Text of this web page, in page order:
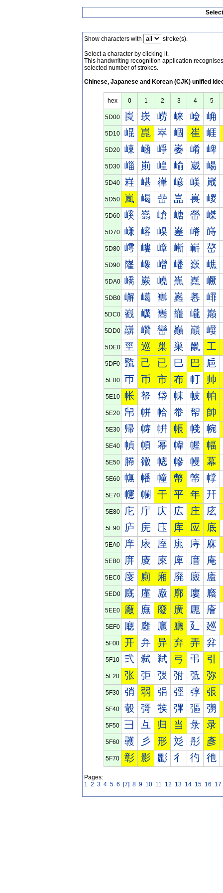
Show characters with stroke(s).
Select a character by clicking it.
This handwriting recognition application
selected number of strokes.
Chinese, Japanese and Korean (CJK) unified
hex 0 1 2 3 4 5
5D00 崀 崁 崂 崃 崄 崅
5D10 崐 崑 崒 崓 崔 崕
5D20 崠 崡 崢 崣 崤 崥
5D30 崰 崱 崲 崳 崴 崵
5D40 嵀 嵁 嵂 嵃 嵄 嵅
5D50 嵐 嵑 嵒 嵓 嵔 嵕
5D60 嵠 嵡 嵢 嵣 嵤 嵥
5D70 嵰 嵱 嵲 嵳 嵴 嵵
5D80 嶀 嶁 嶂 嶃 嶄 嶅
5D90 嶐 嶑 嶒 嶓 嶔 嶕
5DA0 嶠 嶡 嶢 嶣 嶤 嶥
5DB0 嶰 嶱 嶲 嶳 嶴 嶵
5DC0 巀 巁 巂 巃 巄 巅
5DD0 巐 巑 巒 巓 巔 巕
5DE0 巠 巡 巢 巣 巤 工
5DF0 巰 己 已 巳 巴 巵
5E00 帀 币 市 布 帄 帅
5E10 帐 帑 帒 帓 帔 帕
5E20 帠 帡 帢 帣 帤 帥
5E30 帰 帱 帲 帳 帴 帵
5E40 幀 幁 幂 幃 幄 幅
5E50 幐 幑 幒 幓 幔 幕
5E60 幠 幡 幢 幣 幤 幥
5E70 幰 幱 干 平 年 幵
5E80 庀 庁 庂 広 庄 庅
5E90 庐 庑 庒 库 应 底
5EA0 庠 庡 庢 庣 庤 庥
5EB0 庰 庱 庲 庳 庴 庵
5EC0 廀 廁 廂 廃 廄 廅
5ED0 廐 廑 廒 廓 廔 廕
5EE0 廠 廡 廢 廣 廤 廥
5EF0 廰 廱 廲 廳 廴 廵
5F00 开 弁 异 弃 弄 弅
5F10 弐 弑 弒 弓 弔 引
5F20 张 弡 弢 弣 弤 弥
5F30 弰 弱 弲 弳 弴 張
5F40 彀 彁 彂 彃 彄 彅
5F50 彐 彑 归 当 彔 录
5F60 彠 彡 形 彣 彤 彥
5F70 彰 影 彲 彳 彴 彵
Pages:
1 2 3 4 5 6 [7] 8 9 10 11 12 13 14 15 16 17